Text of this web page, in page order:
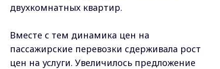
двухкомнатных квартир.
Вместе с тем динамика цен на
пассажирские перевозки сдерживала рост
цен на услуги. Увеличилось предложение